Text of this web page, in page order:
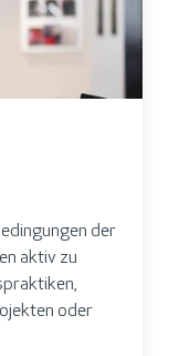
der
aktiv zu
oder